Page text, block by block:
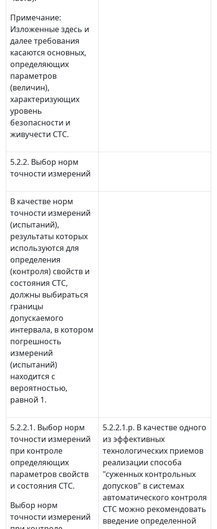
Примечание:
Изложенные здесь и
далее требования
касаются основных,
определяющих
параметров
(величин),
характеризующих
уровень
безопасности и
живучести СТС.
5.2.2. Выбор норм
точности измерений
В качестве норм
точности измерений
(испытаний),
результаты которых
используются для
определения
(контроля) свойств и
состояния СТС,
должны выбираться
границы
допускаемого
интервала, в котором
погрешность
измерений
(испытаний)
находится с
вероятностью,
равной 1.
5.2.2.1. Выбор норм
точности измерений
при контроле
определяющих
параметров свойств
и состояния СТС.
Выбор норм
точности измерений
5.2.2.1.р. В качестве одного
из эффективных
технологических приемов
реализации способа
"суженных контрольных
допусков" в системах
автоматического контроля
СТС можно рекомендовать
введение определенной